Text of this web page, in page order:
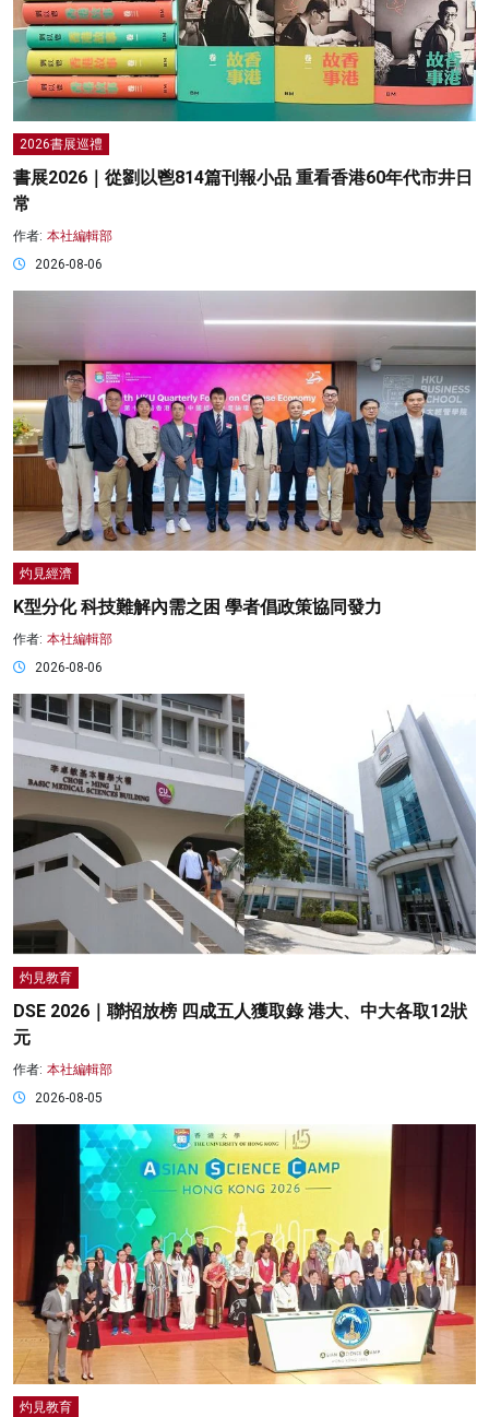
2026書展巡禮
書展2026｜從劉以鬯814篇刊報小品 重看香港60年代市井日
常
作者: 本社編輯部
2026-08-06
灼見經濟
K型分化 科技難解內需之困 學者倡政策協同發力
作者: 本社編輯部
2026-08-06
灼見教育
DSE 2026｜聯招放榜 四成五人獲取錄 港大、中大各取12狀
元
作者: 本社編輯部
2026-08-05
灼見教育